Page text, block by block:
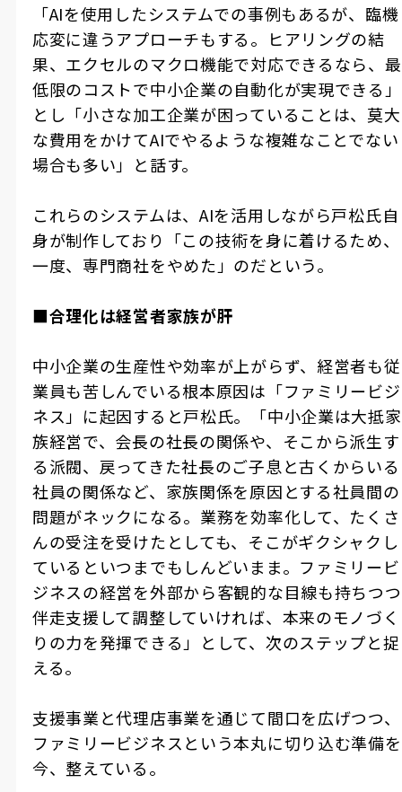
「AIを使用したシステムでの事例もあるが、臨機
応変に違うアプローチもする。ヒアリングの結
果、エクセルのマクロ機能で対応できるなら、最
低限のコストで中小企業の自動化が実現できる」
とし「小さな加工企業が困っていることは、莫大
な費用をかけてAIでやるような複雑なことでない
場合も多い」と話す。
これらのシステムは、 AIを活用しながら戸松氏自
身が制作しており「この技術を身に着けるため、
一度、専門商社をやめた」のだという。
■合理化は経営者家族が肝
中小企業の生産性や効率が上がらず、経営者も従
業員も苦しんでいる根本原因は「ファミリービジ
ネス」に起因すると戸松氏。「中小企業は大抵家
族経営で、会長の社長の関係や、そこから派生す
る派閥、戻ってきた社長のご子息と古くからいる
社員の関係など、家族関係を原因とする社員間の
問題がネックになる。業務を効率化して、たくさ
んの受注を受けたとしても、そこがギクシャクし
ているといつまでもしんどいまま。ファミリービ
ジネスの経営を外部から客観的な目線も持ちつつ
伴走支援して調整していければ、本来のモノづく
りの力を発揮できる」として、次のステップと捉
える。
支援事業と代理店事業を通じて間口を広げつつ、
ファミリービジネスという本丸に切り込む準備を
今、整えている。